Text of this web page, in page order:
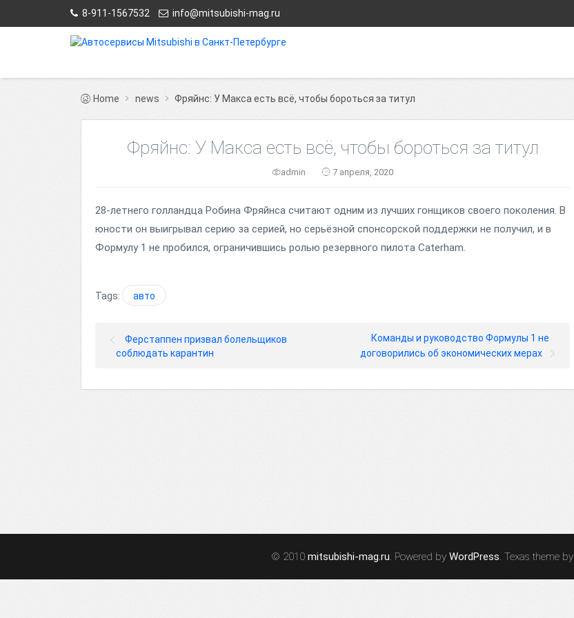
8-911-1567532 info@mitsubishi-mag.ru
Home news Фряйнс: У Макса есть всё, чтобы бороться за титул
Фряйнс: У Макса есть всё, чтобы бороться за титул
admin 7 апреля, 2020
28-летнего голландца Робина Фряйнса считают одним из лучших гонщиков своего поколения. В
юности он выигрывал серию за серией, но серьёзной спонсорской поддержки не получил, и в
Формулу 1 не пробился, ограничившись ролью резервного пилота Caterham.
Tags: авто
Ферстаппен призвал болельщиков
соблюдать карантин
Команды и руководство Формулы 1 не
договорились об экономических мерах
© 2010 mitsubishi-mag.ru. Powered by WordPress. Texas theme by